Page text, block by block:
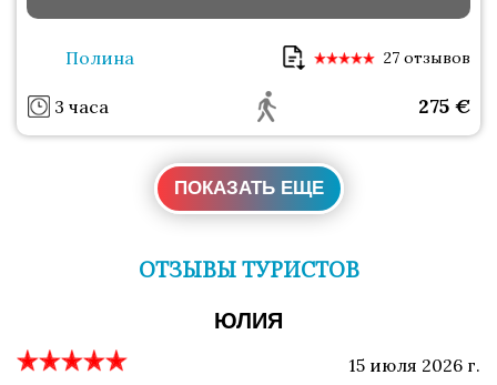
Полина 27 отзывов
3 часа 275 €
ПОКАЗАТЬ ЕЩЕ
ОТЗЫВЫ ТУРИСТОВ
ЮЛИЯ
15 июля 2026 г.